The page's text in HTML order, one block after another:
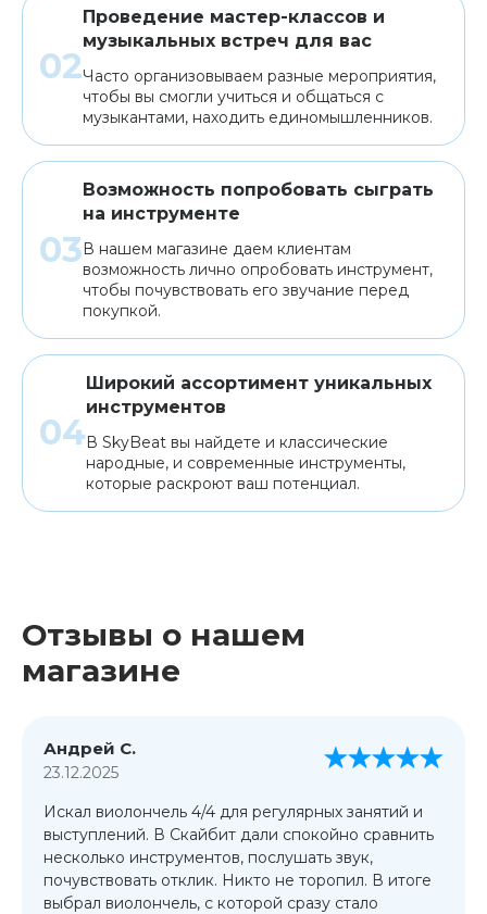
Проведение мастер-классов и
музыкальных встреч для вас
Часто организовываем разные мероприятия,
чтобы вы смогли учиться и общаться с
музыкантами, находить единомышленников.
Возможность попробовать сыграть
на инструменте
В нашем магазине даем клиентам
возможность лично опробовать инструмент,
чтобы почувствовать его звучание перед
покупкой.
Широкий ассортимент уникальных
инструментов
В SkyBeat вы найдете и классические
народные, и современные инструменты,
которые раскроют ваш потенциал.
Отзывы о нашем
магазине
Андрей С.
23.12.2025
Искал виолончель 4/4 для регулярных занятий и
выступлений. В Скайбит дали спокойно сравнить
несколько инструментов, послушать звук,
почувствовать отклик. Никто не торопил. В итоге
выбрал виолончель, с которой сразу стало